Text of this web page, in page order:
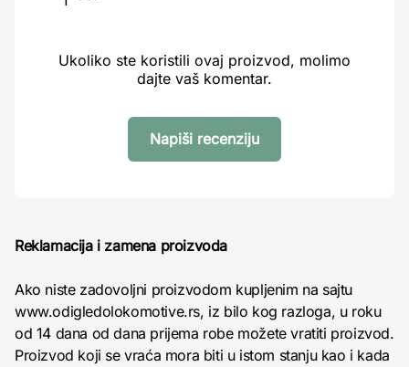
Ukoliko ste koristili ovaj proizvod, molimo
dajte vaš komentar.
Napiši recenziju
Reklamacija i zamena proizvoda
Ako niste zadovoljni proizvodom kupljenim na sajtu
www.odigledolokomotive.rs, iz bilo kog razloga, u roku
od 14 dana od dana prijema robe možete vratiti proizvod.
Proizvod koji se vraća mora biti u istom stanju kao i kada